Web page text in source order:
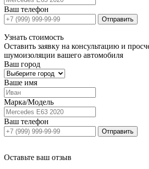
Ваш телефон
Отправить
Узнать стоимость
Оставить заявку на консультацию и
шумоизоляции вашего автомобиля
Ваш город
Ваше имя
Марка/Модель
Ваш телефон
Отправить
Оставьте ваш отзыв